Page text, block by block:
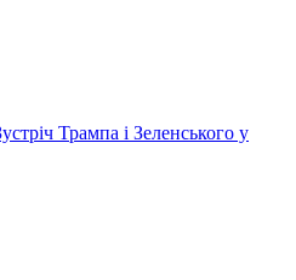
Трампа і Зеленського у